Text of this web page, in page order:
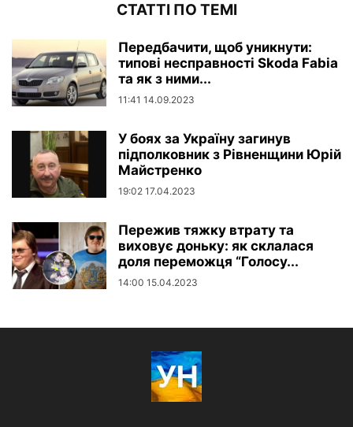
СТАТТІ ПО ТЕМІ
Передбачити, щоб уникнути:
типові несправності Skoda Fabia
та як з ними...
11:41 14.09.2023
У боях за Україну загинув
підполковник з Рівненщини Юрій
Майстренко
19:02 17.04.2023
Пережив тяжку втрату та
виховує доньку: як склалася
доля переможця “Голосу...
14:00 15.04.2023